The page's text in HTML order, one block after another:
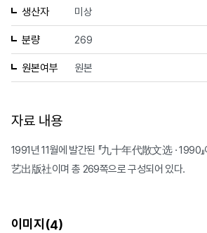
생산자 미상
분량 269
원본여부 원본
자료 내용
1991년 11월에 발간된 『九十年代散文选 · 1990
艺出版社이며 총 269쪽으로 구성되어 있다.
이미지(4)